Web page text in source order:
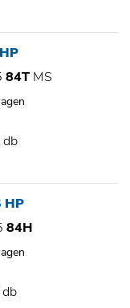
84T MS
HP
84H